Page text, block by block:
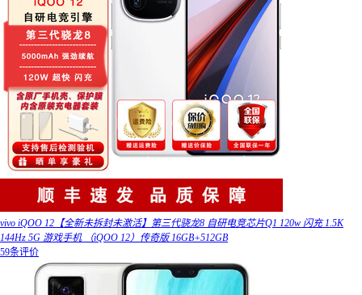
vivo iQOO 12【全新未拆封未激活】第三代骁龙8 自研电竞芯片Q1 120w 闪充 1.5K
144Hz 5G 游戏手机 （iQOO 12）传奇版 16GB+512GB
59条评价